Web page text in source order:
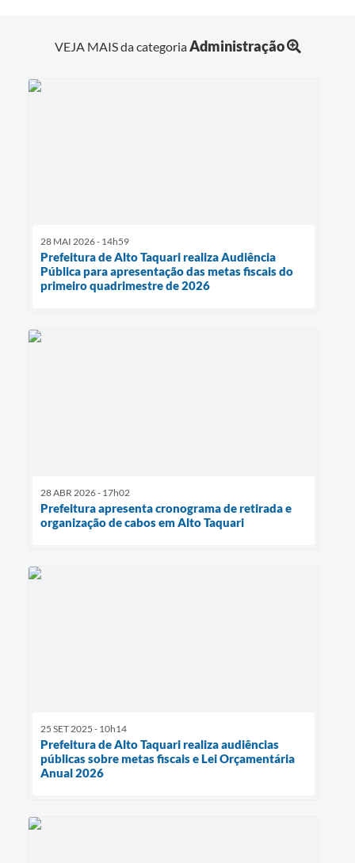
VEJA MAIS da categoriaAdministração
28 MAI 2026 - 14h59
Prefeitura de Alto Taquari realiza Audiência
Pública para apresentação das metas fiscais do
primeiro quadrimestre de 2026
28 ABR 2026 - 17h02
Prefeitura apresenta cronograma de retirada e
organização de cabos em Alto Taquari
25 SET 2025 - 10h14
Prefeitura de Alto Taquari realiza audiências
públicas sobre metas fiscais e Lei Orçamentária
Anual 2026